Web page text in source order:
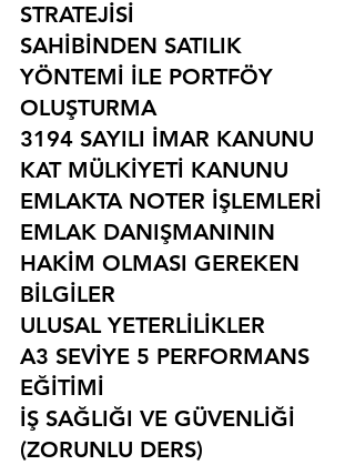
STRATEJİSİ
SAHİBİNDEN SATILIK
YÖNTEMİ İLE PORTFÖY
OLUŞTURMA
3194 SAYILI İMAR KANUNU
KAT MÜLKİYETİ KANUNU
EMLAKTA NOTER İŞLEMLERİ
EMLAK DANIŞMANININ
HAKİM OLMASI GEREKEN
BİLGİLER
ULUSAL YETERLİLİKLER
A3 SEVİYE 5 PERFORMANS
EĞİTİMİ
İŞ SAĞLIĞI VE GÜVENLİĞİ
(ZORUNLU DERS)